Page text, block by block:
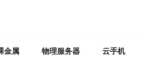
金属 物理服务器 云手机